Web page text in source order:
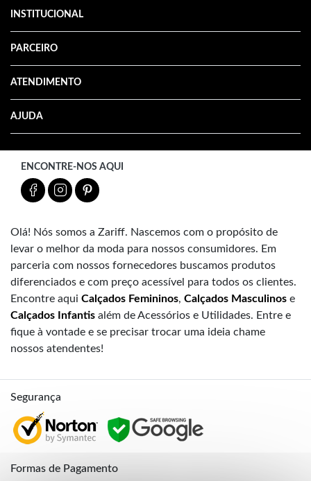
INSTITUCIONAL
PARCEIRO
ATENDIMENTO
AJUDA
ENCONTRE-NOS AQUI
Olá! Nós somos a Zariff. Nascemos com o propósito de
levar o melhor da moda para nossos consumidores. Em
parceria com nossos fornecedores buscamos produtos
diferenciados e com preço acessível para todos os clientes.
Encontre aqui Calçados Femininos, Calçados Masculinos e
Calçados Infantis além de Acessórios e Utilidades. Entre e
fique à vontade e se precisar trocar uma ideia chame
nossos atendentes!
Segurança
Formas de Pagamento